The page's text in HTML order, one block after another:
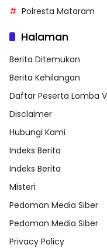
Polresta Mataram
Halaman
Berita Ditemukan
Berita Kehilangan
Daftar Peserta Lomba
Disclaimer
Hubungi Kami
Indeks Berita
Indeks Berita
Misteri
Pedoman Media Siber
Pedoman Media Siber
Privacy Policy